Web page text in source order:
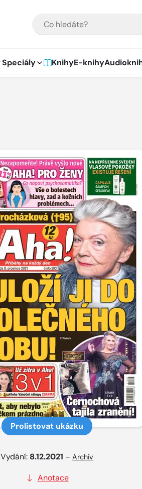
Speciály KnihyE-knihy
Prolistovat ukázku
Vydání: 8.12.2021 –Archiv
Anotace